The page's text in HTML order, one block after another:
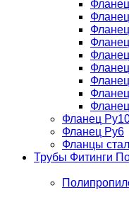
Фланец
Фланец Ру6
Фланцы
Трубы Фитинги